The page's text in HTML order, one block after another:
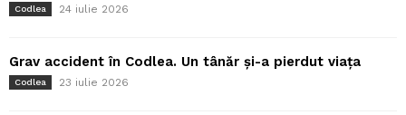
Codlea 24 iulie 2026
Grav accident în Codlea. Un tânăr și-a pierdut viața
Codlea 23 iulie 2026